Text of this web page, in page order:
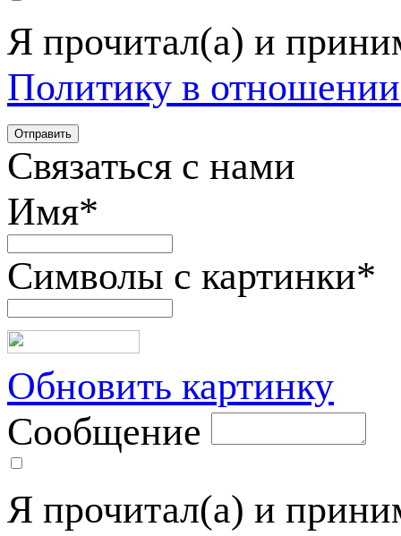
Я прочитал(а) и
Политику в
Связаться с нами
Имя*
Символы с картинки*
Обновить картинку
Сообщение
Я прочитал(а) и